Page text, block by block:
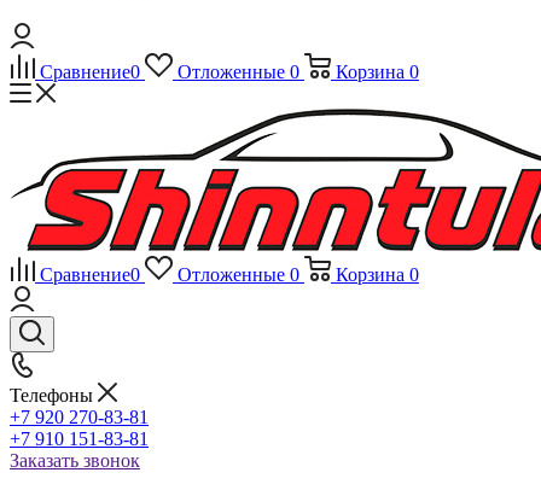
Сравнение0 Отложенные 0 Корзина 0
Сравнение0 Отложенные 0 Корзина 0
Телефоны
+7 920 270-83-81
+7 910 151-83-81
Заказать звонок